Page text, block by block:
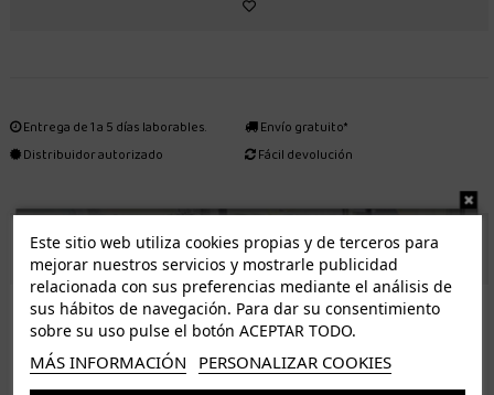
Entrega de 1 a 5 días laborables.
Distribuidor autorizado
Envío gratuito*
Fácil devolución
ENVÍO GRATUITO *
ISLAS CANARIAS
Tenerife 3.50€. Gratis a partir de 50€
Resto de islas 5€. Gratis a partir de 50€
Este sitio web utiliza cookies propias y de terceros para
mejorar nuestros servicios y mostrarle publicidad
relacionada con sus preferencias mediante el análisis de
sus hábitos de navegación. Para dar su consentimiento
sobre su uso pulse el botón ACEPTAR TODO.
MÁS INFORMACIÓN PERSONALIZAR COOKIES